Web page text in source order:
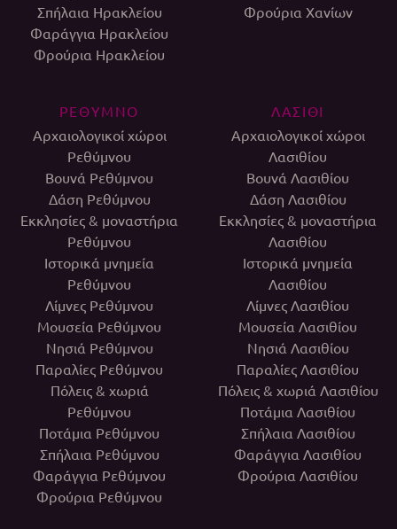
Σπήλαια Ηρακλείου
Φαράγγια Ηρακλείου
Φρούρια Ηρακλείου
Φρούρια Χανίων
ΡΕΘΥΜΝΟ
Αρχαιολογικοί χώροι
Ρεθύμνου
Βουνά Ρεθύμνου
Δάση Ρεθύμνου
Εκκλησίες & μοναστήρια
Ρεθύμνου
Ιστορικά μνημεία
Ρεθύμνου
Λίμνες Ρεθύμνου
Μουσεία Ρεθύμνου
Νησιά Ρεθύμνου
Παραλίες Ρεθύμνου
Πόλεις & χωριά
Ρεθύμνου
Ποτάμια Ρεθύμνου
Σπήλαια Ρεθύμνου
Φαράγγια Ρεθύμνου
Φρούρια Ρεθύμνου
ΛΑΣΙΘΙ
Αρχαιολογικοί χώροι
Λασιθίου
Βουνά Λασιθίου
Δάση Λασιθίου
Εκκλησίες & μοναστήρια
Λασιθίου
Ιστορικά μνημεία
Λασιθίου
Λίμνες Λασιθίου
Μουσεία Λασιθίου
Νησιά Λασιθίου
Παραλίες Λασιθίου
Πόλεις & χωριά Λασιθίου
Ποτάμια Λασιθίου
Σπήλαια Λασιθίου
Φαράγγια Λασιθίου
Φρούρια Λασιθίου